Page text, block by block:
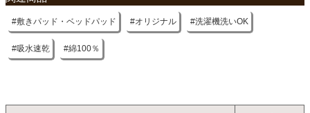
敷きパッド・ベッドパッド オリジナル 洗濯機洗いOK
吸水速乾 綿100％